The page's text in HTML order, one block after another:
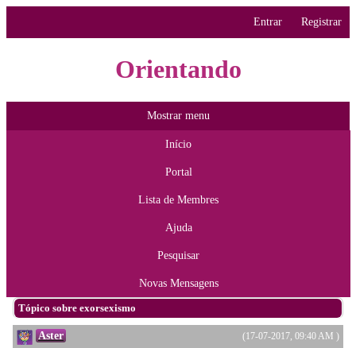
Entrar Registrar
Orientando
Mostrar menu
Início
Portal
Lista de Membres
Ajuda
Pesquisar
Novas Mensagens
Tópico sobre exorsexismo
(17-07-2017, 09:40 AM )
Aster